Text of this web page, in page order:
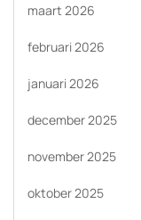
maart 2026
februari 2026
januari 2026
december 2025
november 2025
oktober 2025